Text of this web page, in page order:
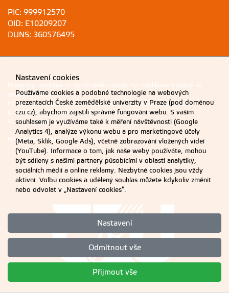
PIC: 999912570
OID: E10209207
DUNS: 360576495
Materiály umístěné na tomto webu mohou být publikovány pouze se
souhlasem ČZU.
Informace o zpracování a ochraně osobních údajů na ČZU v Praze.
© 2026 Česká zemědělská univerzita v Praze
Všechna práva vyhrazena
Nastavení cookies
Nastavení cookies
Používáme cookies a podobné technologie na webových
prezentacích České zemědělské univerzity v Praze (pod doménou
czu.cz), abychom zajistili správné fungování webu. S vaším
souhlasem je využíváme také k měření návštěvnosti (Google
Analytics 4), analýze výkonu webu a pro marketingové účely
(Meta, Sklik, Google Ads), včetně zobrazování vložených videí
(YouTube). Informace o tom, jak naše weby používáte, mohou
být sdíleny s našimi partnery působícími v oblasti analytiky,
sociálních médií a online reklamy. Nezbytné cookies jsou vždy
aktivní. Volbu cookies a udělený souhlas můžete kdykoliv změnit
nebo odvolat v „Nastavení cookies“.
Nastavení
Odmítnout vše
Přijmout vše